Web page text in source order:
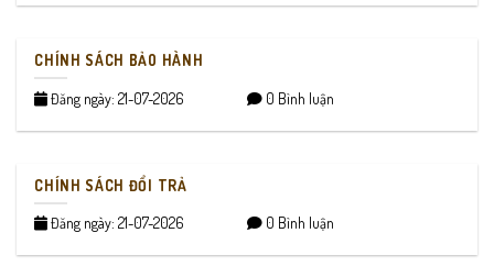
CHÍNH SÁCH BẢO HÀNH
Đăng ngày: 21-07-2026 0 Bình luận
CHÍNH SÁCH ĐỔI TRẢ
Đăng ngày: 21-07-2026 0 Bình luận